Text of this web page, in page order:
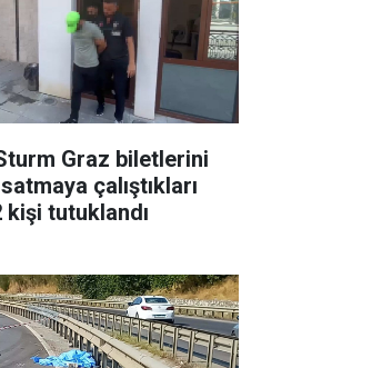
Graz biletlerini
çalıştıkları
tutuklandı